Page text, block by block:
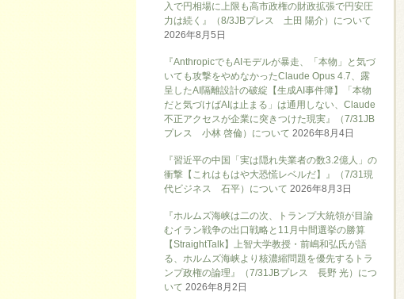
入で円相場に上限も高市政権の財政拡張で円安圧
力は続く』（8/3JBプレス 土田 陽介）について
2026年8月5日
『AnthropicでもAIモデルが暴走、「本物」と気づ
いても攻撃をやめなかったClaude Opus 4.7、露
呈したAI隔離設計の破綻【生成AI事件簿】「本物
だと気づけばAIは止まる」は通用しない、Claude
不正アクセスが企業に突きつけた現実』（7/31JB
プレス 小林 啓倫）について 2026年8月4日
『習近平の中国「実は隠れ失業者の数3.2億人」の
衝撃【これはもはや大恐慌レベルだ】』（7/31現
代ビジネス 石平）について 2026年8月3日
『ホルムズ海峡は二の次、トランプ大統領が目論
むイラン戦争の出口戦略と11月中間選挙の勝算
【StraightTalk】上智大学教授・前嶋和弘氏が語
る、ホルムズ海峡より核濃縮問題を優先するトラ
ンプ政権の論理』（7/31JBプレス 長野 光）につ
いて 2026年8月2日